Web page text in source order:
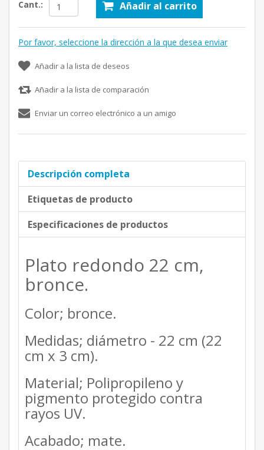
Cant.: Añadir al carrito
Por favor, seleccione la dirección a la que desea enviar
Añadir a la lista de deseos
Añadir a la lista de comparación
Enviar un correo electrónico a un amigo
Descripción completa
Etiquetas de producto
Especificaciones de productos
Plato redondo 22 cm,
bronce.
Color; bronce.
Medidas; diámetro - 22 cm (22
cm x 3 cm).
Material; Polipropileno y
pigmento protegido contra
rayos UV.
Acabado; mate.